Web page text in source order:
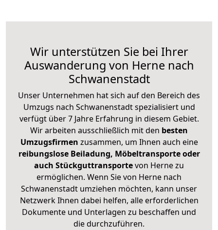
Wir unterstützen Sie bei Ihrer
Auswanderung von Herne nach
Schwanenstadt
Unser Unternehmen hat sich auf den Bereich des
Umzugs nach Schwanenstadt spezialisiert und
verfügt über 7 Jahre Erfahrung in diesem Gebiet.
Wir arbeiten ausschließlich mit den besten
Umzugsfirmen zusammen, um Ihnen auch eine
reibungslose Beiladung, Möbeltransporte oder
auch Stückguttransportevon Herne zu
ermöglichen. Wenn Sie von Herne nach
Schwanenstadt umziehen möchten, kann unser
Netzwerk Ihnen dabei helfen, alle erforderlichen
Dokumente und Unterlagen zu beschaffen und
die durchzuführen.